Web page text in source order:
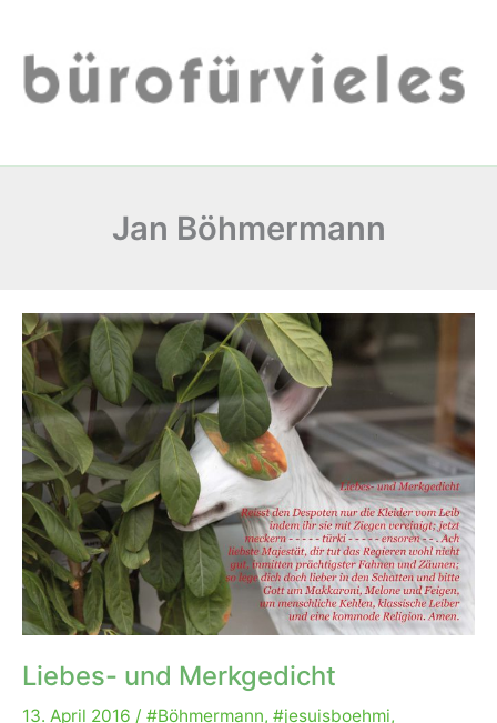
springen
Jan Böhmermann
Liebes- und Merkgedicht
13. April 2016 / #Böhmermann, #jesuisboehmi,